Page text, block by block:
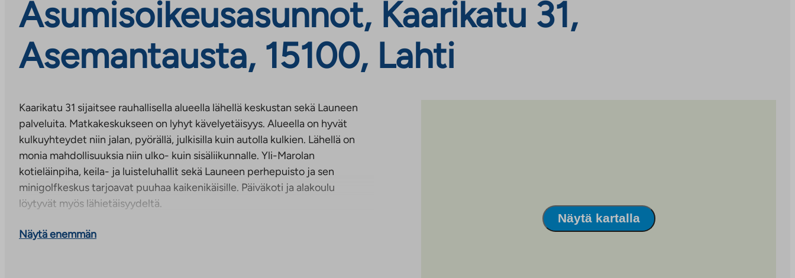
Asumisoikeusasunnot, Kaarikatu 31,
Asemantausta, 15100, Lahti
Kaarikatu 31 sijaitsee rauhallisella alueella lähellä keskustan sekä Launeen
palveluita. Matkakeskukseen on lyhyt kävelyetäisyys. Alueella on hyvät
kulkuyhteydet niin jalan, pyörällä, julkisilla kuin autolla kulkien. Lähellä on
monia mahdollisuuksia niin ulko- kuin sisäliikunnalle. Yli-Marolan
kotieläinpiha, keila- ja luisteluhallit sekä Launeen perhepuisto ja sen
minigolfkeskus tarjoavat puuhaa kaikenikäisille. Päiväkoti ja alakoulu
löytyvät myös lähietäisyydeltä.
Kerrostalon asunnoista on varaa valita moneen eri tarpeeseen.
Näytä enemmän
Näytä kartalla